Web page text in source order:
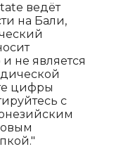
ведёт
на Бали,
не является
цифры
с